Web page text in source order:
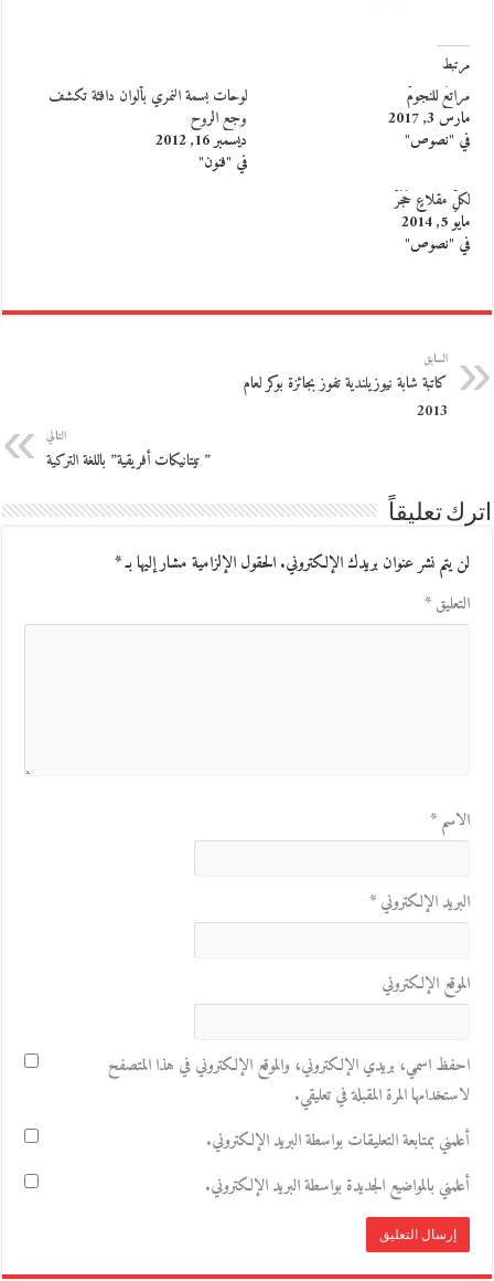
مرتبط
مراتعٌ للنجومْ
مارس 3, 2017
في "نصوص"
لوحات بسمة النمري بألوان دافئة تكشف
وجع الروح
ديسمبر 16, 2012
في "فنون"
لكلِّ مقلاعٍ حَجَرْ
مايو 5, 2014
في "نصوص"
السابق
كاتبة شابة نيوزيلندية تفوز بجائزة بوكر لعام
2013
التالي
” تيتانيكات أفريقية” باللغة التركية
اترك تعليقاً
لن يتم نشر عنوان بريدك الإلكتروني.الحقول الإلزامية مشار إليها بـ*
التعليق*
الاسم*
البريد الإلكتروني*
الموقع الإلكتروني
احفظ اسمي، بريدي الإلكتروني، والموقع الإلكتروني في هذا المتصفح
لاستخدامها المرة المقبلة في تعليقي.
أعلمني بمتابعة التعليقات بواسطة البريد الإلكتروني.
أعلمني بالمواضيع الجديدة بواسطة البريد الإلكتروني.